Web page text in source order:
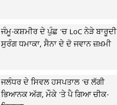
ਜੰਮੂ-ਕਸ਼ਮੀਰ ਦੇ ਪੁੰਛ 'ਚ LoC ਨੇੜੇ ਬਾਰੂਦੀ
ਸੁਰੰਗ ਧਮਾਕਾ, ਸੈਨਾ ਦੇ ਦੋ ਜਵਾਨ ਜ਼ਖ਼ਮੀ
ਜਲੰਧਰ ਦੇ ਸਿਵਲ ਹਸਪਤਾਲ 'ਚ ਲੱਗੀ
ਭਿਆਨਕ ਅੱਗ, ਮੌਕੇ 'ਤੇ ਪੈ ਗਿਆ ਚੀਕ-